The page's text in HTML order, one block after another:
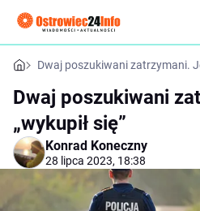
Dwaj poszukiwani zatrzymani.
Dwaj poszukiwani
„wykupił się”
Konrad Koneczny
28 lipca 2023, 18:38